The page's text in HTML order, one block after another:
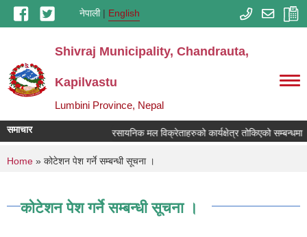
Skip to main contentनेपाली English
Shivraj Municipality, Chandrauta,
Kapilvastu
Lumbini Province, Nepal
समाचार रसायनिक मल विक्रेताहरुको कार्यक्षेत्र तोकिएको सम्बन्धमा
You are here
Home » कोटेशन पेश गर्ने सम्बन्धी सूचना ।
कोटेशन पेश गर्ने सम्बन्धी सूचना ।